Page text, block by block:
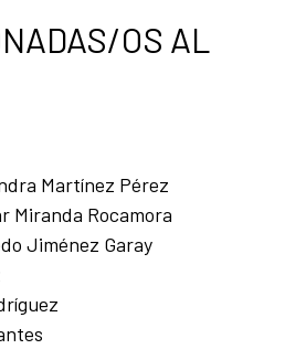
OS AL
Martínez Pérez
Miranda Rocamora
Jiménez Garay